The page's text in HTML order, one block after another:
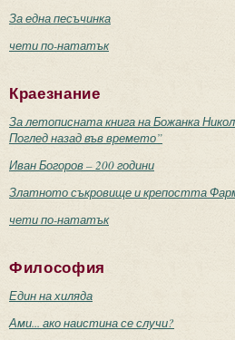
За една песъчинка
чети по-нататък
Краезнание
За летописната книга на Божанка
Поглед назад във времето”
Иван Богоров – 200 години
Златното съкровище и крепостта
чети по-нататък
Философия
Един на хиляда
Ами... ако наистина се случи?